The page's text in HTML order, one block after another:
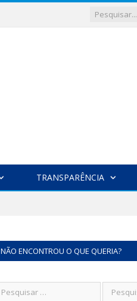
TRANSPARÊNCIA
NÃO ENCONTROU O QUE QUERIA?